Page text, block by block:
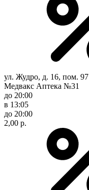
ул. Жудро, д. 16, пом. 97
Медвакс Аптека №31
до 20:00
в 13:05
до 20:00
2,00 р.